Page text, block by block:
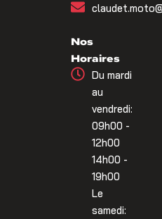
Nos
Horaires
Du mardi
au
vendredi:
09h00 -
12h00
14h00 -
19h00
Le
samedi: